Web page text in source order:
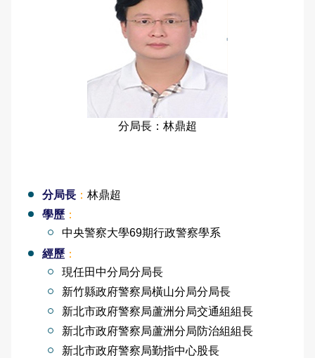
各分駐(派出)所轄區介紹
田中派出所轄區介紹
二水分駐所轄區介紹
警民交流留言板
網站導覽
雙語詞彙
分局長：林鼎超
分局長 ： 林鼎超
學歷 ：
中央警察大學69期行政警察學系
經歷 ：
現任田中分局分局長
新竹縣政府警察局橫山分局分局長
新北市政府警察局蘆洲分局交通組組長
新北市政府警察局蘆洲分局防治組組長
新北市政府警察局勤指中心股長